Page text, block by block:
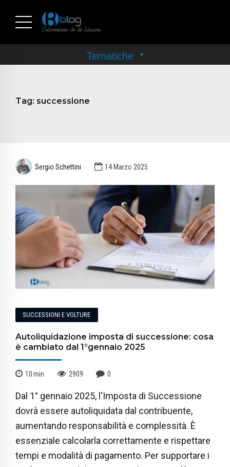
Tag: successione
Sergio Schettini 14 Marzo 2025
SUCCESSIONI E VOLTURE
Autoliquidazione imposta di successione: cosa
è cambiato dal 1°gennaio 2025
10min 2909 0
Dal 1° gennaio 2025, l'Imposta di Successione
dovrà essere autoliquidata dal contribuente,
aumentando responsabilità e complessità. È
essenziale calcolarla correttamente e rispettare
tempi e modalità di pagamento. Per supportare i